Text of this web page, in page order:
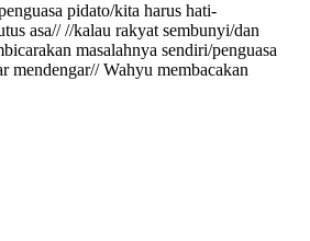
pidato/kita harus hati-
asa// //kalau rakyat sembunyi/dan
masalahnya sendiri/penguasa
mendengar// Wahyu membacakan